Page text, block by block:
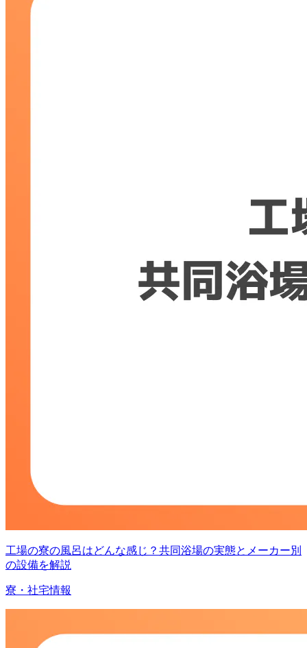
工場の寮の風呂はどんな感じ？共同浴場の実態とメーカー別
の設備を解説
寮・社宅情報